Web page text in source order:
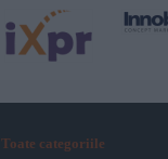
Toate categoriile